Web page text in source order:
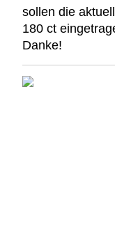
sollen die
180 ct
Danke!